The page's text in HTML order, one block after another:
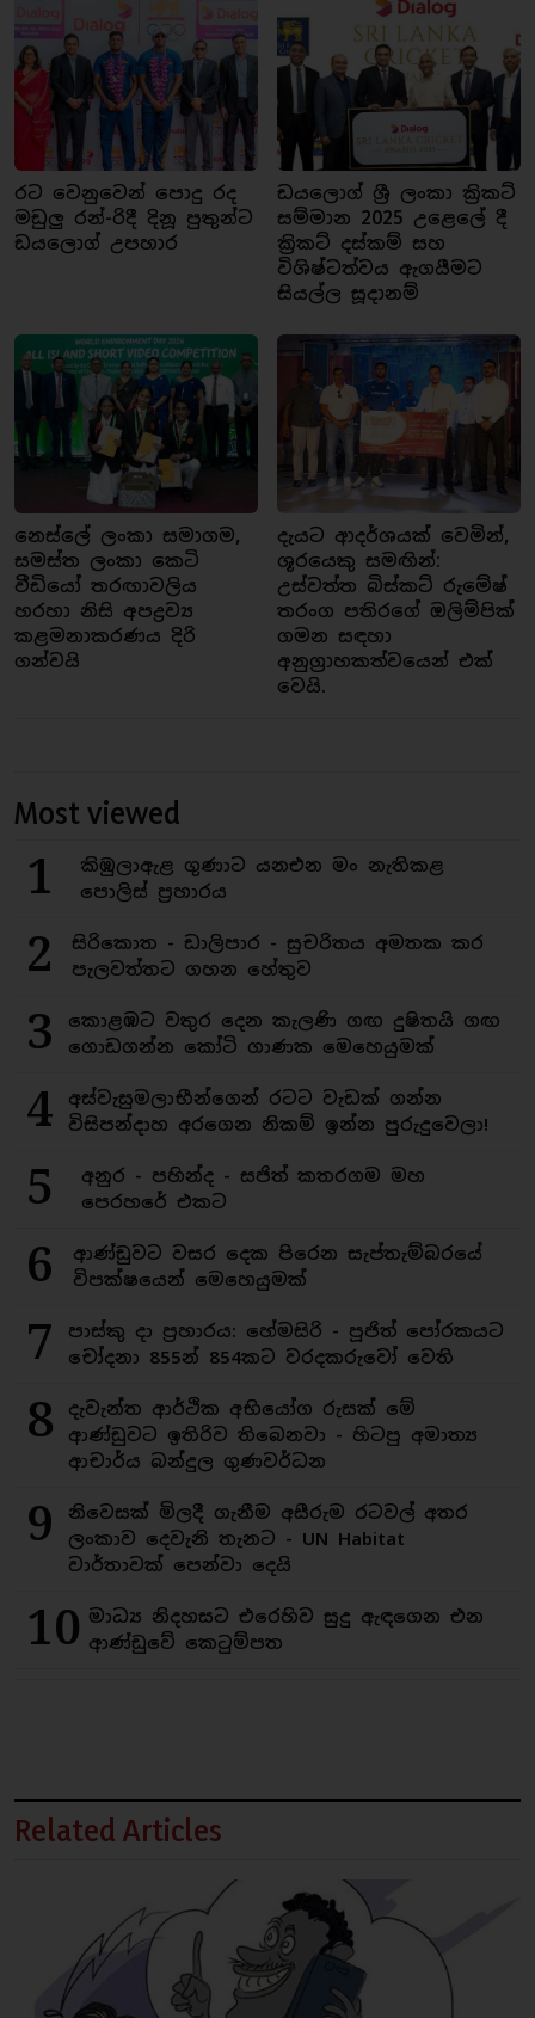
රට වෙනුවෙන් පොදු රද
මඩුලු රන්-රිදී දිනූ පුතුන්ට
ඩයලොග් උපහාර
ඩයලොග් ශ්‍රී ලංකා ක්‍රිකට්
සම්මාන 2025 උළෙලේ දී
ක්‍රිකට් දස්කම් සහ
විශිෂ්ටත්වය ඇගයීමට
සියල්ල සූදානම්
නෙස්ලේ ලංකා සමාගම,
සමස්ත ලංකා කෙටි
වීඩියෝ තරඟාවලිය
හරහා නිසි අපද්‍රව්‍ය
කළමනාකරණය දිරි
ගන්වයි
දැයට ආදර්ශයක් වෙමින්,
ශූරයෙකු සමඟින්:
උස්වත්ත බිස්කට් රුමේෂ්
තරංග පතිරගේ ඔලිම්පික්
ගමන සඳහා
අනුග්‍රාහකත්වයෙන් එක්
වෙයි.
Most viewed
1
කිඹුලාඇළ ගුණාට යනඑන මං නැතිකළ
පොලිස් ප්‍රහාරය
2
සිරිකොත - ඩාලිපාර - සුචරිතය අමතක කර
පැලවත්තට ගහන හේතුව
3
කොළඹට වතුර දෙන කැලණි ගඟ දුෂිතයි ගඟ
ගොඩගන්න කෝටි ගාණක මෙහෙයුමක්
4
අස්වැසුමලාභීන්ගෙන් රටට වැඩක් ගන්න
විසිපන්දාහ අරගෙන නිකම් ඉන්න පුරුදුවෙලා!
5
අනුර - පහින්ද - සජිත් කතරගම මහ
පෙරහරේ එකට
6
ආණ්ඩුවට වසර දෙක පිරෙන සැප්තැම්බරයේ
විපක්ෂයෙන් මෙහෙයුමක්
7
පාස්කු දා ප්‍රහාරය: හේමසිරි - පූජිත් පෝරකයට
චෝදනා 855න් 854කට වරදකරුවෝ වෙති
8
දැවැන්ත ආර්ථික අභියෝග රුසක් මේ
ආණ්ඩුවට ඉතිරිව තිබෙනවා - හිටපු අමාත්‍ය
ආචාර්ය බන්දුල ගුණවර්ධන
9
නිවෙසක් මිලදී ගැනීම අසීරුම රටවල් අතර
ලංකාව දෙවැනි තැනට - UN Habitat
වාර්තාවක් පෙන්වා දෙයි
10 මාධ්‍ය නිදහසට එරෙහිව සුදු ඇඳගෙන එන
ආණ්ඩුවේ කෙටුම්පත
Related Articles